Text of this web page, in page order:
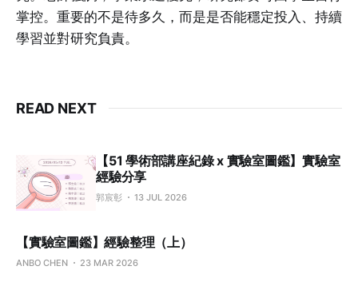
掌控。重要的不是待多久，而是是否能穩定投入、持續
學習並對研究負責。
READ NEXT
【51 學術部講座紀錄 x 實驗室圖鑑】實驗室
經驗分享
郭宸彰 13 JUL 2026
【實驗室圖鑑】經驗整理（上）
ANBO CHEN 23 MAR 2026